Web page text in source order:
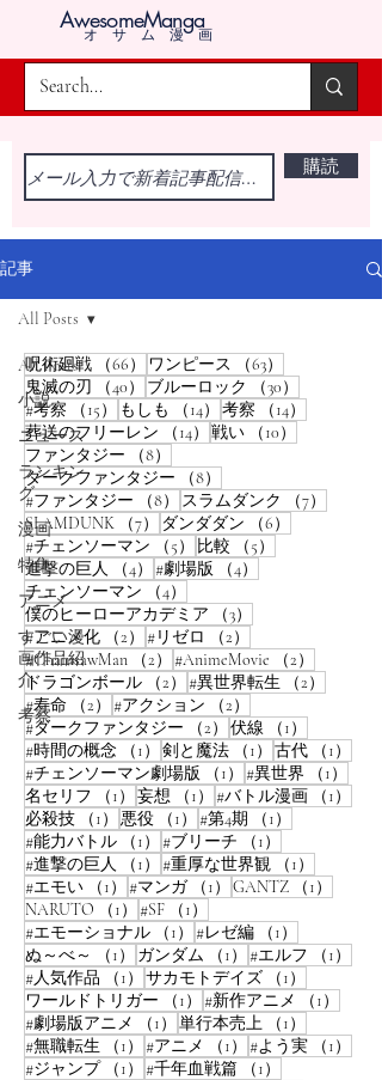
AwesomeManga
オサム漫画
購読
記事
All Posts
小説
ニュース
ランキン
グ
漫画
特集
アニメ
すごい漫
画作品紹
介
考察
All Posts
呪術廻戦 （66） 66件の記事
ワンピース （63）
鬼滅の刃
（40） 40件の記事
ブルーロック （30）
#考察
（15） 15件の記事
もしも （14） 14件の記事
考察 （14）
葬送のフリーレン
（14） 14件の記事
戦い （10）
ファンタジー
（8）
ダークファンタジー
（8）
#ファンタジー
（8） 8件の記事
スラムダンク （7）
SLAMDUNK
（7） 7件の記事
ダンダダン （6）
#チェンソーマン
（5） 5件の記事
比較 （5）
進撃の巨人
（4） 4件の記事
#劇場版 （4）
チェンソーマン
（4）
僕のヒーローアカデミア
（3）
#アニメ化
（2） 2件の記事
#リゼロ （2）
#ChainsawMan
（2） 2件の記事
#AnimeMovie （2）
ドラゴンボール
（2） 2件の記事
#異世界転生 （2）
#寿命
（2） 2件の記事
#アクション （2）
#ダークファンタジー
（2） 2件の記事
伏線 （1）
#時間の概念
（1） 1件の記事
剣と魔法 （1） 1件の記事
古代 （1）
#チェンソーマン劇場版
（1） 1件の記事
#異世界 （1）
名セリフ
（1） 1件の記事
妄想 （1） 1件の記事
#バトル漫画 （1）
必殺技
（1） 1件の記事
悪役 （1） 1件の記事
#第4期 （1）
#能力バトル
（1） 1件の記事
#ブリーチ （1）
#進撃の巨人
（1） 1件の記事
#重厚な世界観 （1）
#エモい
（1） 1件の記事
#マンガ （1） 1件の記事
GANTZ （1）
NARUTO
（1） 1件の記事
#SF （1）
#エモーショナル
（1） 1件の記事
#レゼ編 （1）
ぬ～べ～
（1） 1件の記事
ガンダム （1） 1件の記事
#エルフ （1）
#人気作品
（1） 1件の記事
サカモトデイズ （1）
ワールドトリガー
（1） 1件の記事
#新作アニメ （1）
#劇場版アニメ
（1） 1件の記事
単行本売上 （1）
#無職転生
（1） 1件の記事
#アニメ （1） 1件の記事
#よう実 （1）
#ジャンプ
（1） 1件の記事
#千年血戦篇 （1）